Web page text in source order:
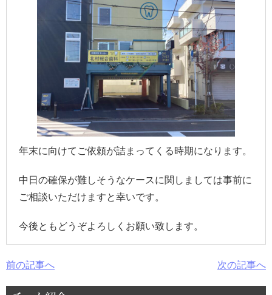
年末に向けてご依頼が詰まってくる時期になります。
中日の確保が難しそうなケースに関しましては事前に
ご相談いただけますと幸いです。
今後ともどうぞよろしくお願い致します。
前の記事へ 次の記事へ